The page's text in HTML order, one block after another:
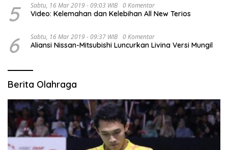
5 Sabtu, 16 Mar 2019 - 09:03 WIB 0 Komentar
Video: Kelemahan dan Kelebihan All New Terios
6 Sabtu, 16 Mar 2019 - 09:37 WIB 0 Komentar
Aliansi Nissan-Mitsubishi Luncurkan Livina Versi Mungil
Berita Olahraga